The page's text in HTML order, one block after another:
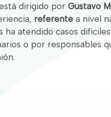
dirigido por Gustavo
referentea nivel
ha atendido casos
o por responsables